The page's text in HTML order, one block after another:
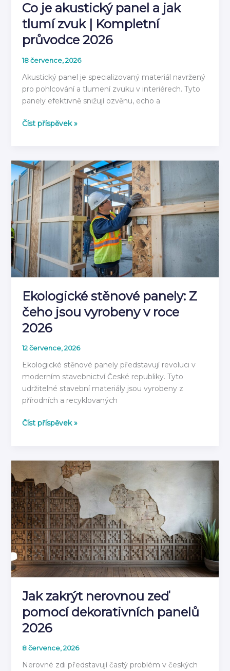
Co je akustický panel a jak
tlumí zvuk | Kompletní
průvodce 2026
18 července, 2026
Akustický panel je specializovaný materiál navržený
pro pohlcování a tlumení zvuku v interiérech. Tyto
panely efektivně snižují ozvěnu, echo a
Co
a
jak
tlumí
zvuk
Kompletní
průvodce
2026
Číst příspěvek »
Ekologické stěnové panely: Z
čeho jsou vyrobeny v roce
2026
12 července, 2026
Ekologické stěnové panely představují revoluci v
moderním stavebnictví České republiky. Tyto
udržitelné stavební materiály jsou vyrobeny z
přírodních a recyklovaných
Ekologické
jsou
vyrobeny
v
roce
2026
Číst příspěvek »
Jak zakrýt nerovnou zeď
pomocí dekorativních panelů
2026
8 července, 2026
Nerovné zdi představují častý problém v českých